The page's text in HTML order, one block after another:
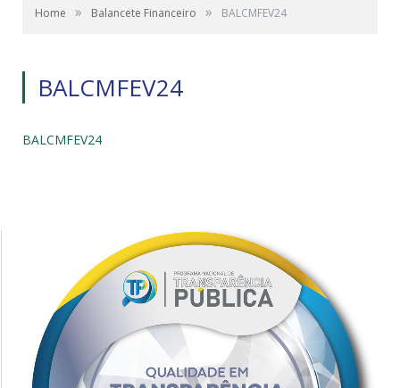
Home » Balancete Financeiro » BALCMFEV24
BALCMFEV24
BALCMFEV24